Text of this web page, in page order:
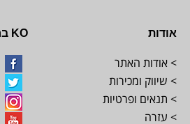
אודות
> אודות האתר
> שיווק ומכירות
> תנאים ופרטיות
> עזרה
KO ברשת